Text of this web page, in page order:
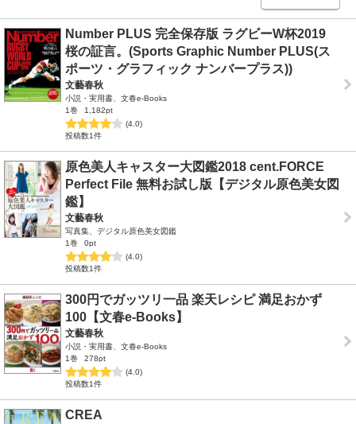
Number PLUS 完全保存版 ラグビーW杯2019
桜の証言。(Sports Graphic Number PLUS(ス
ポーツ・グラフィック ナンバープラス))
文藝春秋
小説・実用書、文春e-Books
1巻
1,182pt
(4.0)
投稿数1件
原色美人キャスター大図鑑2018 cent.FORCE
Perfect File 無料お試し版【デジタル原色美女図
鑑】
文藝春秋
写真集、デジタル原色美女図鑑
1巻
0pt
(4.0)
投稿数1件
300円でガッツリ一品 楽天レシピ 満足おかず
100【文春e-Books】
文藝春秋
小説・実用書、文春e-Books
1巻
278pt
(4.0)
投稿数1件
CREA